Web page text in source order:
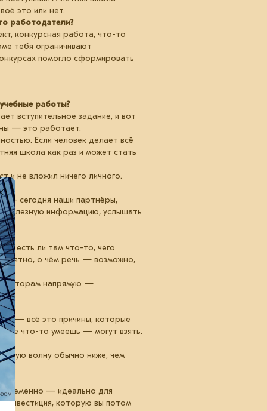
это или нет.
работодатели?
конкурсная работа, что-то
тебя ограничивают
помогло сформировать
работы?
вступительное задание, и вот
— это работает.
Если человек делает всё
школа как раз и может стать
и не вложил ничего личного.
— сегодня наши партнёры,
полезную информацию, услышать
— есть ли там что-то, чего
о чём речь — возможно,
напрямую —
— всё это причины, которые
что-то умеешь — могут взять.
волну обычно ниже, чем
— идеально для
инвестиция, которую вы потом